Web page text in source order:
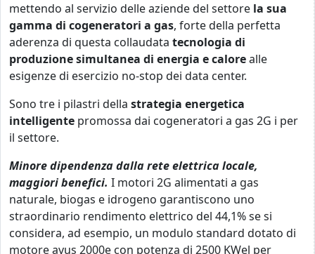
mettendo al servizio delle aziende del settore la sua
gamma di cogeneratori a gas, forte della perfetta
aderenza di questa collaudata tecnologia di
produzione simultanea di energia e calorealle
esigenze di esercizio no-stop dei data center.
Sono tre i pilastri della strategia energetica
intelligente promossa dai cogeneratori a gas 2G i per
il settore.
Minore dipendenza dalla rete elettrica locale,
maggiori benefici. I motori 2G alimentati a gas
naturale, biogas e idrogeno garantiscono uno
straordinario rendimento elettrico del 44,1% se si
considera, ad esempio, un modulo standard dotato di
motore avus 2000e con potenza di 2500 KWel per